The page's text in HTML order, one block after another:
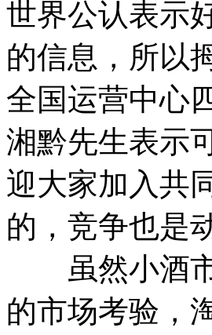
世界公认表示
的信息，所以
全国运营中心
湘黔先生表示
迎大家加入共
的，竞争也是
虽然小酒市
的市场考验，